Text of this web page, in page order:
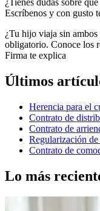
¿Tienes dudas sobre
Escríbenos y con gusto
¿Tu hijo viaja sin
obligatorio. Conoce los
Firma te explica
Últimos
Herencia para el
Contrato de
Contrato de
Regularización
Contrato de
Lo más